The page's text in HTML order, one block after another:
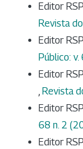
Editor
Revista
Editor
Público:
Editor
, Revista
Editor
68 n. 2
Editor